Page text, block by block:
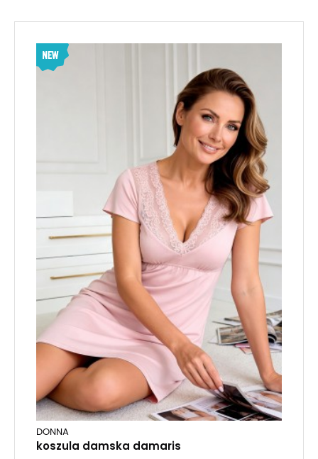
DONNA
koszula damska damaris